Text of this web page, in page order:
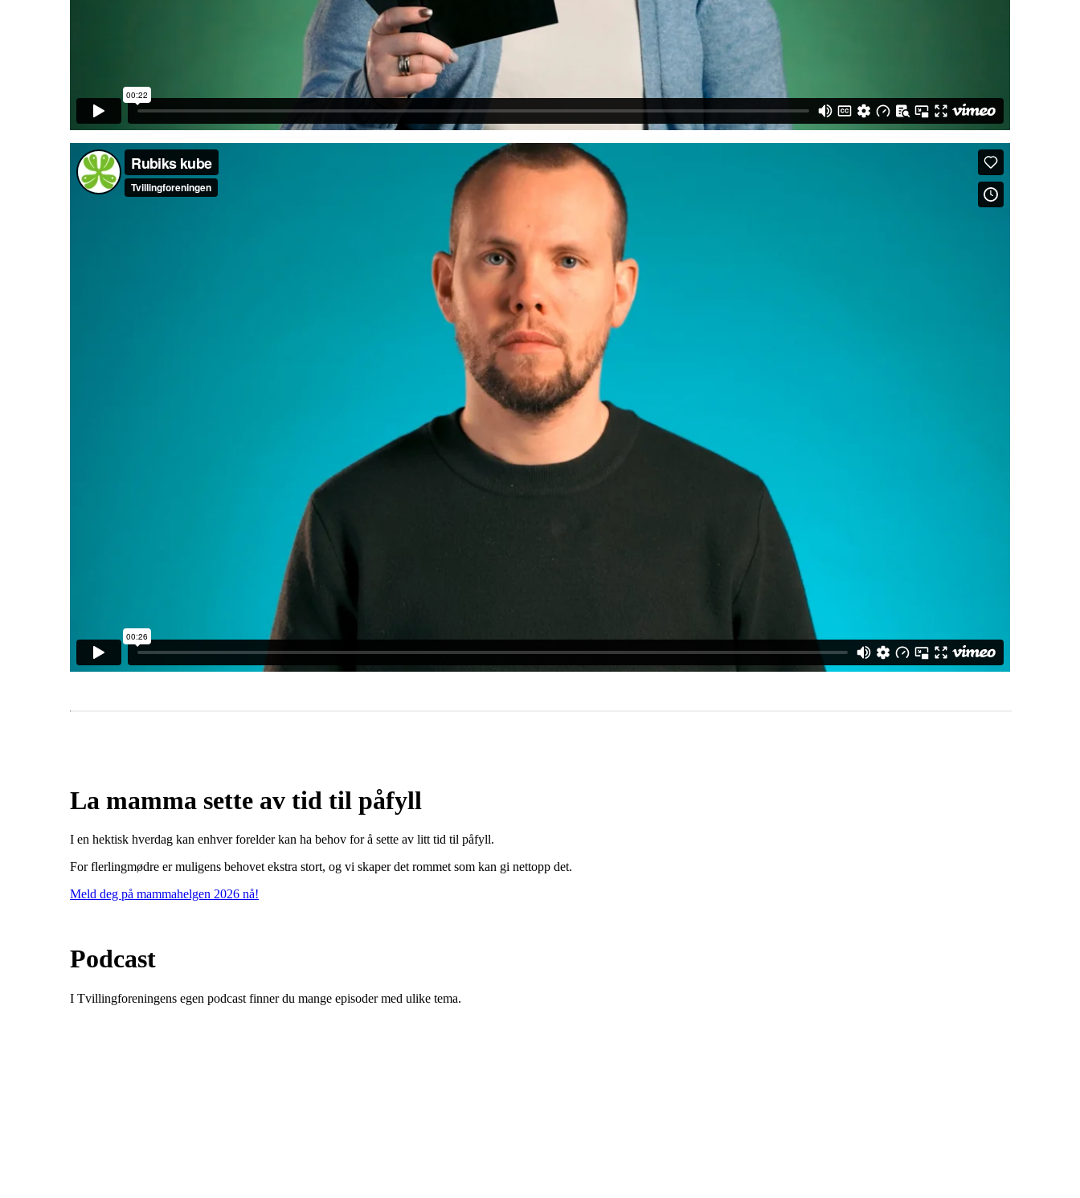
La mamma sette av tid til påfyll
I en hektisk hverdag kan enhver forelder kan ha behov for å sette av litt tid til påfyll.
For flerlingmødre er muligens behovet ekstra stort, og vi skaper det rommet som kan gi nettopp det.
Meld deg på mammahelgen 2026 nå!
Podcast
I Tvillingforeningens egen podcast finner du mange episoder med ulike tema.